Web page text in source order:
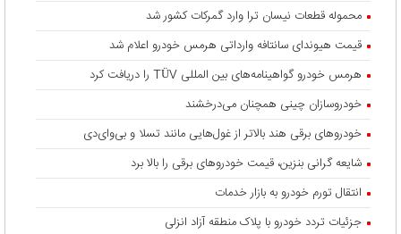
محموله قطعات نیسان ترا وارد گمرکات کشور شد
قیمت هیوندای سانتافه وارداتی هرمس خودرو اعلام شد
هرمس خودرو گواهینامه‌های بین المللی TÜV را دریافت کرد
خودروسازان چینی همچنان می‌درخشند
خودروهای برقی هند بالاتر از غول‌هایی مانند تسلا و بی‌وای‌دی
شایعه گرانی بنزین، قیمت خودروهای برقی را بالا برد
انتقال تورم خودرو به بازار خدمات
جزئیات تردد خودرو با پلاک منطقه آزاد انزلی